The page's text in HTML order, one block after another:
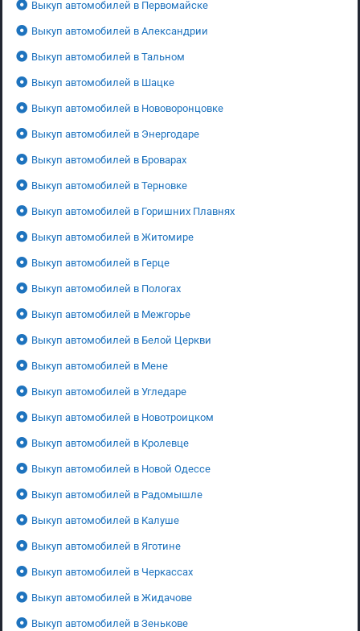
Выкуп автомобилей в Первомайске
Выкуп автомобилей в Александрии
Выкуп автомобилей в Тальном
Выкуп автомобилей в Шацке
Выкуп автомобилей в Нововоронцовке
Выкуп автомобилей в Энергодаре
Выкуп автомобилей в Броварах
Выкуп автомобилей в Терновке
Выкуп автомобилей в Горишних Плавнях
Выкуп автомобилей в Житомире
Выкуп автомобилей в Герце
Выкуп автомобилей в Пологах
Выкуп автомобилей в Межгорье
Выкуп автомобилей в Белой Церкви
Выкуп автомобилей в Мене
Выкуп автомобилей в Угледаре
Выкуп автомобилей в Новотроицком
Выкуп автомобилей в Кролевце
Выкуп автомобилей в Новой Одессе
Выкуп автомобилей в Радомышле
Выкуп автомобилей в Калуше
Выкуп автомобилей в Яготине
Выкуп автомобилей в Черкассах
Выкуп автомобилей в Жидачове
Выкуп автомобилей в Зенькове